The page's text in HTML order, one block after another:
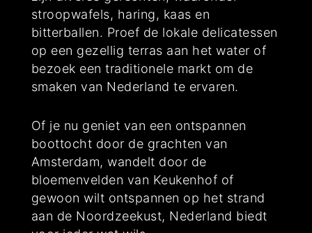
stroopwafels, haring, kaas en
bitterballen. Proef de lokale delicatessen
op een gezellig terras aan het water of
bezoek een traditionele markt om de
smaken van Nederland te ervaren.
Of je nu geniet van een ontspannen
boottocht door de grachten van
Amsterdam, wandelt door de
bloemenvelden van Keukenhof of
gewoon wilt ontspannen op het strand
aan de Noordzeekust, Nederland biedt